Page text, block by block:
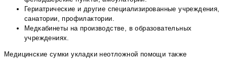
Гериатрические и другие специализированные учреждения,
санатории, профилактории.
Медкабинеты на производстве, в образовательных
учреждениях.
Медицинские сумки укладки неотложной помощи также